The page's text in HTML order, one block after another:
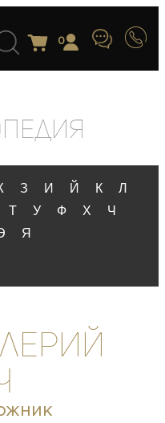
0
З И Й К
Л
Т У Ф Х
Ч
Я